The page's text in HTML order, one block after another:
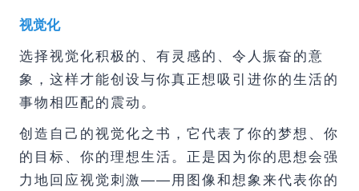
视觉化
选择视觉化积极的、有灵感的、令人振奋的意
象，这样才能创设与你真正想吸引进你的生活的
事物相匹配的震动。
创造自己的视觉化之书，它代表了你的梦想、你
的目标、你的理想生活。正是因为你的思想会强
力地回应视觉刺激——用图像和想象来代表你的